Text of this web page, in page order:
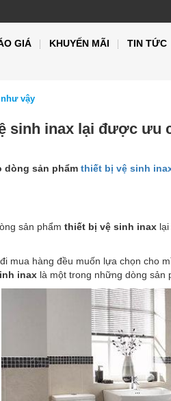
GIÁ KHUYẾN MÃI TIN TỨC
vậy
sinh inax lại được ưu
dòng sản phẩm thiết bị vệ sinh
sản phẩm thiết bị vệ sinh inaxlại
mua hàng đều muốn lựa chọn cho
inaxlà một trong những dòng sản